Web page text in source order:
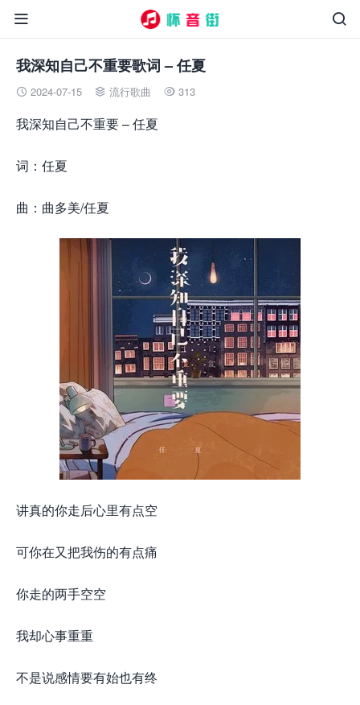


我深知自己不重要歌词 – 任夏
 2024-07-15  流行歌曲  313
我深知自己不重要 – 任夏
词：任夏
曲：曲多美/任夏
讲真的你走后心里有点空
可你在又把我伤的有点痛
你走的两手空空
我却心事重重
不是说感情要有始也有终